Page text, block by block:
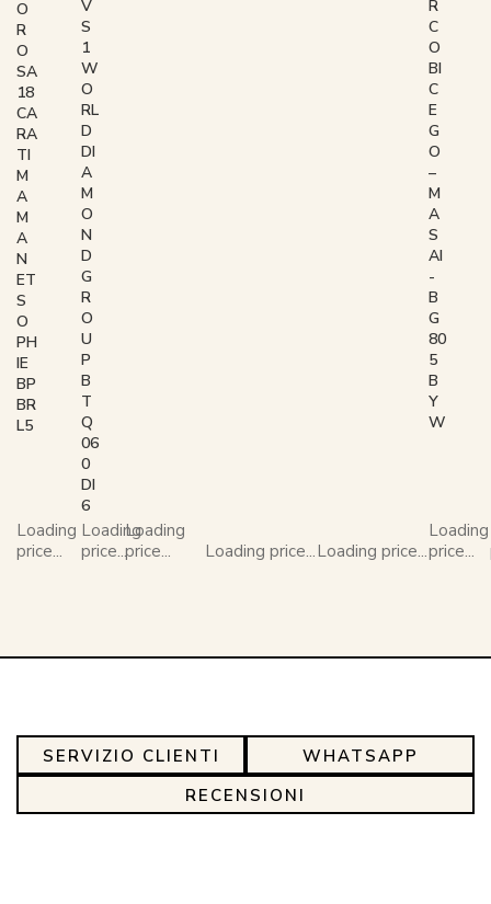
O
R
O
SA
18
CA
RA
TI
M
A
M
A
N
ET
S
O
PH
IE
BP
BR
L5
Loading
price...
V
S
1
W
O
RL
D
DI
A
M
O
N
D
G
R
O
U
P
B
T
Q
06
0
DI
6
Loading
price...
Loading
price...
Loading price...Loading price...
R
C
O
BI
C
E
G
O
–
M
A
S
AI
-
B
G
80
5
B
Y
W
Loading
price...
SERVIZIO CLIENTI
WHATSAPP
RECENSIONI